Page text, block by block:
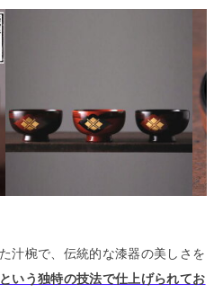
汁椀で、伝統的な漆器の美しさを
いう独特の技法で仕上げられてお